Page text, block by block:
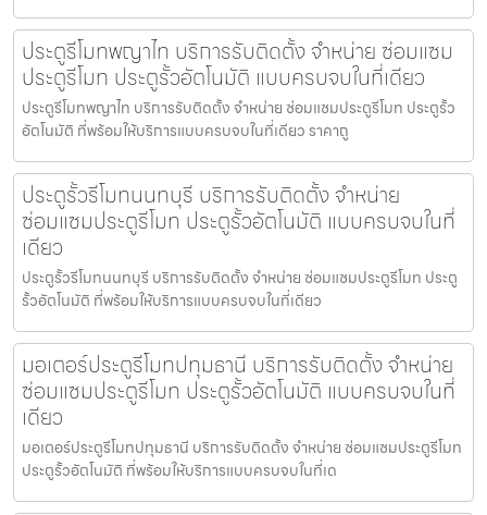
ประตูรีโมทพญาไท บริการรับติดตั้ง จำหน่าย ซ่อมแซม
ประตูรีโมท ประตูรั้วอัตโนมัติ แบบครบจบในที่เดียว
ประตูรีโมทพญาไท บริการรับติดตั้ง จำหน่าย ซ่อมแซมประตูรีโมท ประตูรั้ว
อัตโนมัติ ที่พร้อมให้บริการแบบครบจบในที่เดียว ราคาถู
ประตูรั้วรีโมทนนทบุรี บริการรับติดตั้ง จำหน่าย
ซ่อมแซมประตูรีโมท ประตูรั้วอัตโนมัติ แบบครบจบในที่
เดียว
ประตูรั้วรีโมทนนทบุรี บริการรับติดตั้ง จำหน่าย ซ่อมแซมประตูรีโมท ประตู
รั้วอัตโนมัติ ที่พร้อมให้บริการแบบครบจบในที่เดียว
มอเตอร์ประตูรีโมทปทุมธานี บริการรับติดตั้ง จำหน่าย
ซ่อมแซมประตูรีโมท ประตูรั้วอัตโนมัติ แบบครบจบในที่
เดียว
มอเตอร์ประตูรีโมทปทุมธานี บริการรับติดตั้ง จำหน่าย ซ่อมแซมประตูรีโมท
ประตูรั้วอัตโนมัติ ที่พร้อมให้บริการแบบครบจบในที่เด